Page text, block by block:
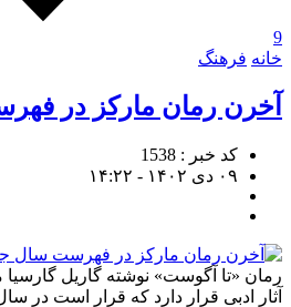
9
خانه فرهنگ
آخرن رمان مارکز در
کد خبر : 1538
۰۹ دی ۱۴۰۲ - ۱۴:۲۲
رمان «تا آگوست» نوشته گاریل
آثار ادبی قرار دارد که قرار است در